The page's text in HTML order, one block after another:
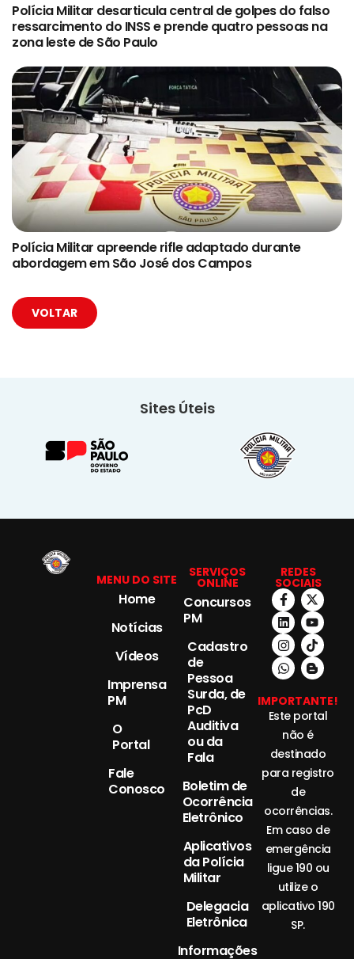
Polícia Militar desarticula central de golpes do falso
ressarcimento do INSS e prende quatro pessoas na
zona leste de São Paulo
Polícia Militar apreende rifle adaptado durante
abordagem em São José dos Campos
VOLTAR
Sites Úteis
MENU DO SITE
Home
Notícias
Vídeos
Imprensa
PM
O
Portal
Fale
Conosco
SERVIÇOS
ONLINE
Concursos
PM
Cadastro
de
Pessoa
Surda, de
PcD
Auditiva
ou da
Fala
Boletim de
Ocorrência
Eletrônico
Aplicativos
da Polícia
Militar
Delegacia
Eletrônica
Informações
REDES
SOCIAIS
IMPORTANTE!
Este portal
não é
destinado
para registro
de
ocorrências.
Em caso de
emergência
ligue 190 ou
utilize o
aplicativo 190
SP.